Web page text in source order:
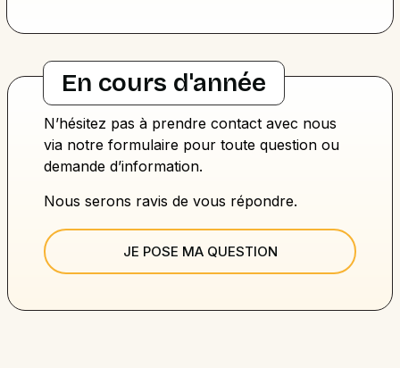
En cours d'année
N’hésitez pas à prendre contact avec nous
via notre formulaire pour toute question ou
demande d’information.
Nous serons ravis de vous répondre.
JE POSE MA QUESTION